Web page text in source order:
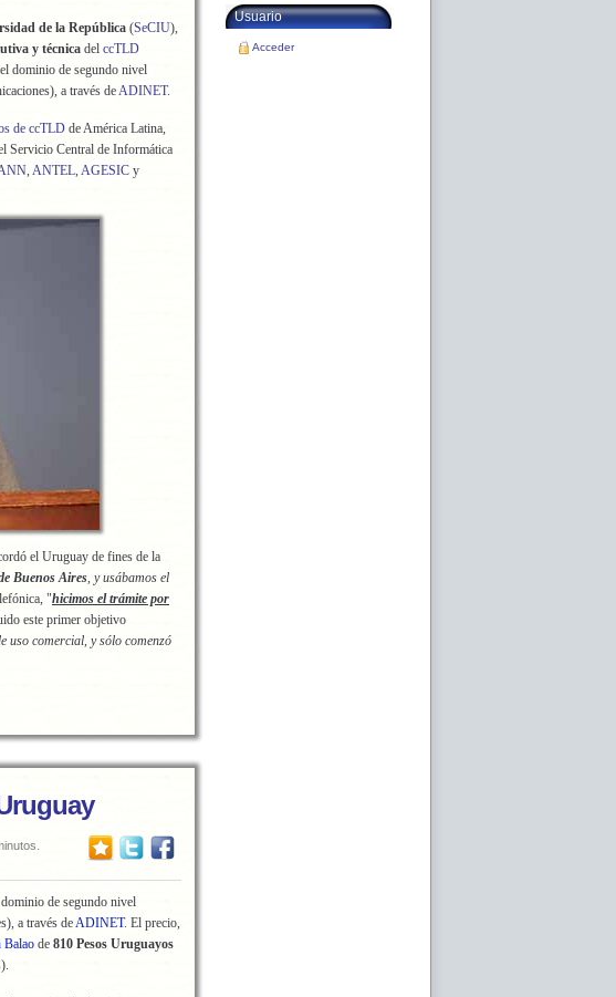
de la República (SeCIU),
y técnica del ccTLD
dominio de segundo nivel
a través deADINET.
de ccTLD de América Latina,
Servicio Central de Informática
,ANTEL, AGESIC y
el Uruguay de fines de la
Buenos Aires, y usábamos el
"hicimos el trámite por
este primer objetivo
uso comercial, y sólo comenzó
de segundo nivel
a través deADINET. El precio,
Balao de 810 Pesos Uruguayos
Usuario
Acceder